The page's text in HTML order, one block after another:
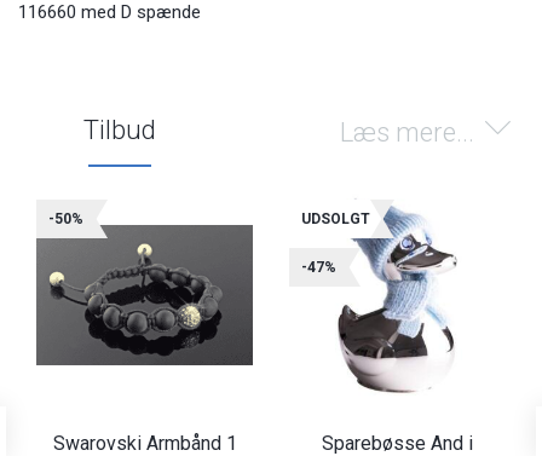
116660 med D spænde
Læs mere...
Tilbud
-50%
Swarovski Armbånd 1
UDSOLGT
-47%
Sparebøsse And i